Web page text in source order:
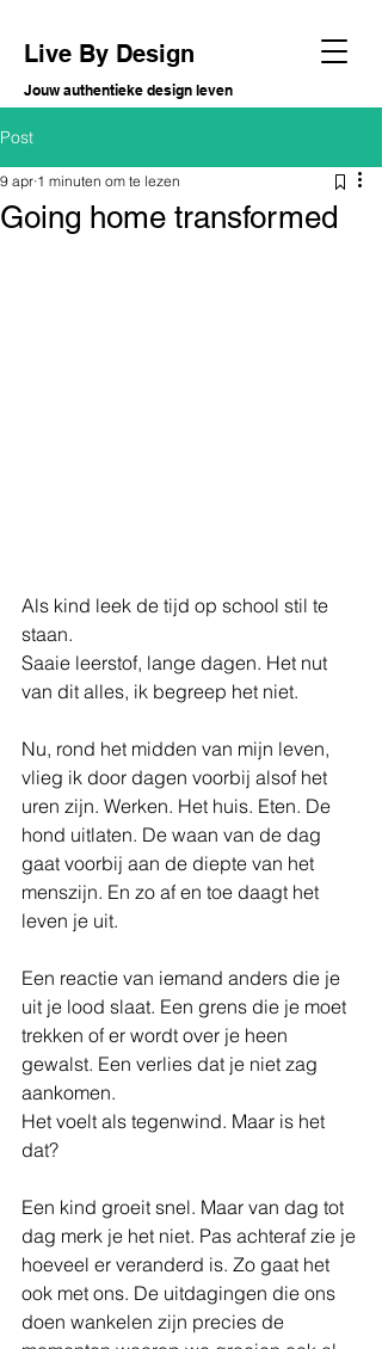
Live By Design
Jouw authentieke design leven
Post
Going home transformed
9 apr 1 minuten om te lezen
Als kind leek de tijd op school stil te
staan.
Saaie leerstof, lange dagen. Het nut
van dit alles, ik begreep het niet.
Nu, rond het midden van mijn leven,
vlieg ik door dagen voorbij alsof het
uren zijn. Werken. Het huis. Eten. De
hond uitlaten. De waan van de dag
gaat voorbij aan de diepte van het
menszijn. En zo af en toe daagt het
leven je uit.
Een reactie van iemand anders die je
uit je lood slaat. Een grens die je moet
trekken of er wordt over je heen
gewalst. Een verlies dat je niet zag
aankomen.
Het voelt als tegenwind. Maar is het
dat?
Een kind groeit snel. Maar van dag tot
dag merk je het niet. Pas achteraf zie je
hoeveel er veranderd is. Zo gaat het
ook met ons. De uitdagingen die ons
doen wankelen zijn precies de